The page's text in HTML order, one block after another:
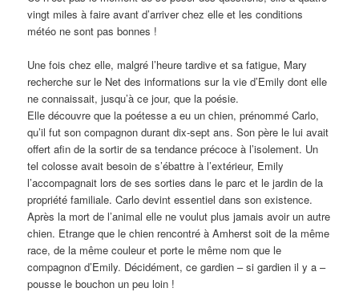
vingt miles à faire avant d’arriver chez elle et les conditions
météo ne sont pas bonnes !
Une fois chez elle, malgré l’heure tardive et sa fatigue, Mary
recherche sur le Net des informations sur la vie d’Emily dont elle
ne connaissait, jusqu’à ce jour, que la poésie.
Elle découvre que la poétesse a eu un chien, prénommé Carlo,
qu’il fut son compagnon durant dix-sept ans. Son père le lui avait
offert afin de la sortir de sa tendance précoce à l’isolement. Un
tel colosse avait besoin de s’ébattre à l’extérieur, Emily
l’accompagnait lors de ses sorties dans le parc et le jardin de la
propriété familiale. Carlo devint essentiel dans son existence.
Après la mort de l’animal elle ne voulut plus jamais avoir un autre
chien. Etrange que le chien rencontré à Amherst soit de la même
race, de la même couleur et porte le même nom que le
compagnon d’Emily. Décidément, ce gardien – si gardien il y a –
pousse le bouchon un peu loin !